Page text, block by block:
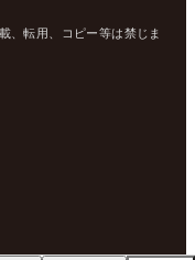
、転用、コピー等は禁じま